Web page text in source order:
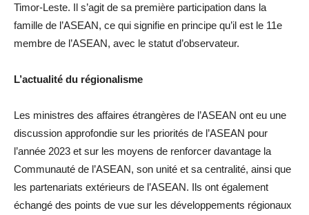
Timor-Leste. Il s’agit de sa première participation dans la
famille de l’ASEAN, ce qui signifie en principe qu’il est le 11e
membre de l’ASEAN, avec le statut d’observateur.
L’actualité du régionalisme
Les ministres des affaires étrangères de l’ASEAN ont eu une
discussion approfondie sur les priorités de l’ASEAN pour
l’année 2023 et sur les moyens de renforcer davantage la
Communauté de l’ASEAN, son unité et sa centralité, ainsi que
les partenariats extérieurs de l’ASEAN. Ils ont également
échangé des points de vue sur les développements régionaux